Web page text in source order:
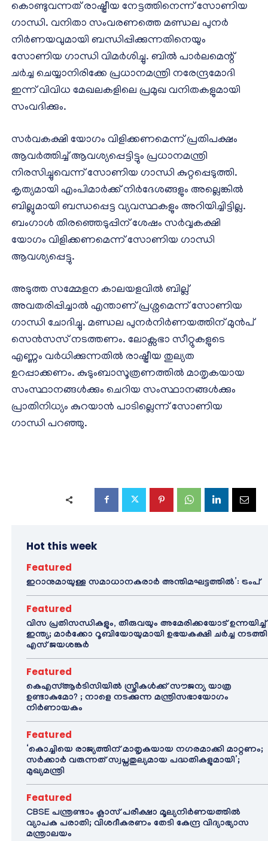
കൊണ്ടുവന്നത് രാഷ്ട്രീയ നേട്ടത്തിനെന്ന് സോണിയ
ഗാന്ധി. വനിതാ സംവരണത്തെ മണ്ഡല പുനർ
നിർണയവുമായി ബന്ധിപ്പിക്കുന്നതിനെയും
സോണിയ ഗാന്ധി വിമർശിച്ചു. ബിൽ പാർലമെന്റ്
ചർച്ച ചെയ്യാനിരിക്കേ പ്രധാനമന്ത്രി നരേന്ദ്രമോദി
ഇന്ന് വിവിധ മേഖലകളിലെ പ്രമുഖ വനിതകളുമായി
സംവദിക്കും.
സർവകക്ഷി യോഗം വിളിക്കണമെന്ന് പ്രതിപക്ഷം
ആവർത്തിച്ച് ആവശ്യപ്പെട്ടിട്ടും പ്രധാനമന്ത്രി
നിരസിച്ചുവെന്ന് സോണിയ ​ഗാന്ധി കുറ്റപ്പെടുത്തി.
കൃത്യമായി എംപിമാർക്ക് നിർദേശങ്ങളും അല്ലെങ്കിൽ
ബില്ലുമായി ബന്ധപ്പെട്ട വ്യവസ്ഥകളും അറിയിച്ചിട്ടില്ല.
ബംഗാൾ തിരഞ്ഞെടുപ്പിന് ശേഷം സർവ്വകക്ഷി
യോഗം വിളിക്കണമെന്ന് സോണിയ ​ഗാന്ധി
ആവശ്യപ്പെട്ടു.
അടുത്ത സമ്മേളന കാലയളവിൽ ബില്ല്
അവതരിപ്പിച്ചാൽ എന്താണ് പ്രശ്നമെന്ന് സോണിയ ​
ഗാന്ധി ചോദിച്ചു. മണ്ഡല പുനർനിർണയത്തിന് മുൻപ്
സെൻസസ് നടത്തണം. ലോക്സഭാ സീറ്റുകളുടെ
എണ്ണം വർധിക്കുന്നതിൽ രാഷ്ട്രീയ തുല്യത
ഉറപ്പാക്കണം. കുടുംബാസൂത്രണത്തിൽ മാതൃകയായ
സംസ്ഥാനങ്ങൾക്കും ചെറിയ സംസ്ഥാനങ്ങൾക്കും
പ്രാതിനിധ്യം കുറയാൻ പാടില്ലെന്ന് സോണിയ
ഗാന്ധി പറഞ്ഞു.
Hot this week
Featured
ഇറാനുമായുള്ള സമാധാനകരാർ അന്തിമഘട്ടത്തിൽ‌’: ട്രംപ്
Featured
വിസ പ്രതിസന്ധികളും, തീരുവയും അമേരിക്കയോട് ഉന്നയിച്ച്
ഇന്ത്യ; മാർക്കോ റൂബിയോയുമായി ഉഭയകക്ഷി ചർച്ച നടത്തി
എസ് ജയശങ്കർ
Featured
കെഎസ്ആർടിസിയിൽ സ്ത്രീകൾക്ക് സൗജന്യ യാത്ര
ഉണ്ടാകുമോ? ; നാളെ നടക്കുന്ന മന്ത്രിസഭായോഗം
നിർണായകം
Featured
‘കൊച്ചിയെ രാജ്യത്തിന് മാതൃകയായ നഗരമാക്കി മാറ്റണം;
സർക്കാർ വരുന്നത് സ്വപ്നതുല്യമായ പദ്ധതികളുമായി’;
മുഖ്യമന്ത്രി
Featured
CBSE പന്ത്രണ്ടാം ക്ലാസ് പരീക്ഷാ മൂല്യനിർണയത്തിൽ
വ്യാപക പരാതി; വിശദീകരണം തേടി കേന്ദ്ര വിദ്യാഭ്യാസ
മന്ത്രാലയം